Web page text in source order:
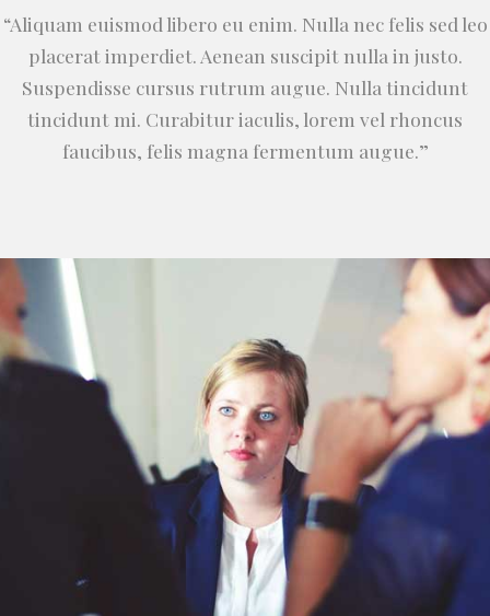
“Aliquam euismod libero eu enim. Nulla nec felis sed leo
placerat imperdiet. Aenean suscipit nulla in justo.
Suspendisse cursus rutrum augue. Nulla tincidunt
tincidunt mi. Curabitur iaculis, lorem vel rhoncus
faucibus, felis magna fermentum augue.”